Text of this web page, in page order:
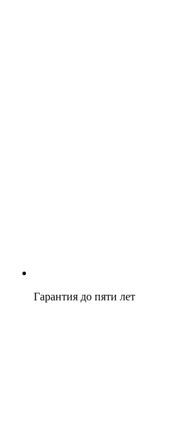
Гарантия до пяти лет